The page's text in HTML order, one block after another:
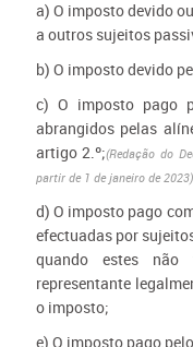
a) O imposto devido
a outros sujeitos
b) O imposto devido
c) O imposto pago
abrangidos pelas
artigo 2.º;​(Redação do
partir de 1 de janeiro de 2023​)
d) O imposto pago
efectuadas por
quando estes
representante
o imposto;
e) O imposto pago